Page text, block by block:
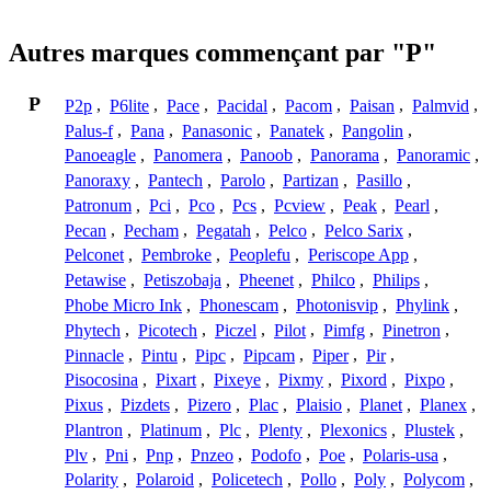
Autres marques commençant par "P"
P P2p , P6lite , Pace , Pacidal , Pacom , Paisan , Palmvid ,
Palus-f , Pana , Panasonic , Panatek , Pangolin ,
Panoeagle , Panomera , Panoob , Panorama , Panoramic ,
Panoraxy , Pantech , Parolo , Partizan , Pasillo ,
Patronum , Pci , Pco , Pcs , Pcview , Peak , Pearl ,
Pecan , Pecham , Pegatah , Pelco , Pelco Sarix ,
Pelconet , Pembroke , Peoplefu , Periscope App ,
Petawise , Petiszobaja , Pheenet , Philco , Philips ,
Phobe Micro Ink , Phonescam , Photonisvip , Phylink ,
Phytech , Picotech , Piczel , Pilot , Pimfg , Pinetron ,
Pinnacle , Pintu , Pipc , Pipcam , Piper , Pir ,
Pisocosina , Pixart , Pixeye , Pixmy , Pixord , Pixpo ,
Pixus , Pizdets , Pizero , Plac , Plaisio , Planet , Planex ,
Plantron , Platinum , Plc , Plenty , Plexonics , Plustek ,
Plv , Pni , Pnp , Pnzeo , Podofo , Poe , Polaris-usa ,
Polarity , Polaroid , Policetech , Pollo , Poly , Polycom ,